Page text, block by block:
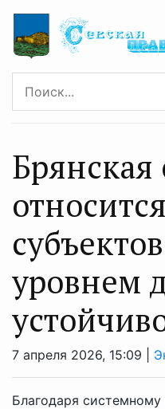
Брянская
уровнем
7 апреля 2026, 15:09 |
Благодаря